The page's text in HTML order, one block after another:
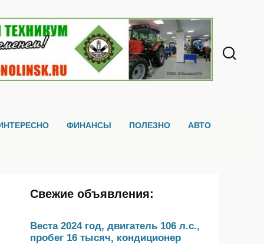
ФИНАНСЫ ПОЛЕЗНО АВТО
Свежие объявления:
Веста 2024 год, двигатель 106 л.с.,
пробег 16 тысяч, кондиционер